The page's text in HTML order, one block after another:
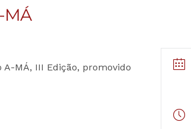
MÁ
MÁ, III Edição, promovido